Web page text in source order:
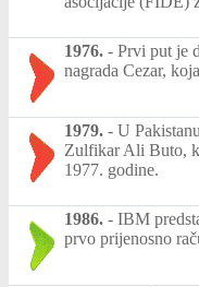
1976. - Prvi put je
nagrada Cezar,
1979. - U
Zulfikar Ali Buto,
1977. godine.
1986. - IBM
prvo prijenosno